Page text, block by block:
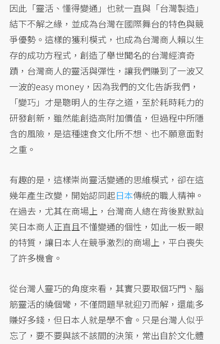
因此「靈活、懂得變通」也就一直與「台灣製造」
結下不解之緣，並成為台灣在國際舞台的特色與競
爭優勢。這樣的獲利模式，也成為台灣商人賴以生
存的成功方程式，創造了舉世聞名的台灣經濟奇
蹟，台灣商人的靈活與彈性，讓我們賺到了一波又
一波的easy money，因為我們的文化告訴我們，
「變巧」才是聰明人的生存之道，至於耗時耗力的
研發創新，雖然能創造高附加價值，但過程中所隱
含的風險，是這種速食文化所不想、也不願意面對
之重。
有趣的是，這樣崇尚靈活變通的思維模式，卻在這
幾年產生改變，開始認同起日本傳統的職人精神。
在過去，尤其在商場上，台灣商人總在背後默默訕
笑日本商人正直且不懂變通的個性，如此一板一眼
的特質，讓日本人在競爭激烈的商場上，平白喪失
了許多機會。
從台灣人靈巧的角度來看，其實只要取個巧門、腦
筋靈活的繞個彎，不僅問題早就迎刃而解，還能多
賺好多錢，但日本人就是學不會。只是台灣人似乎
忘了，要不要與該不該間的決策，常出自於文化體